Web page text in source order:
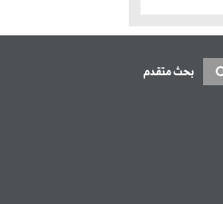
بحث متقدم